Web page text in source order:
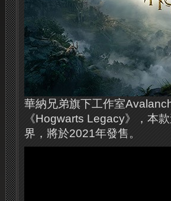
華納兄弟旗下工作室
《Hogwarts Legacy》，本
界，將於2021年發售。